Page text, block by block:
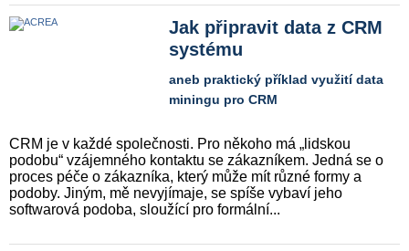
Jak připravit data z CRM
systému
aneb praktický příklad využití data
miningu pro CRM
CRM je v každé společnosti. Pro někoho má „lidskou
podobu“ vzájemného kontaktu se zákazníkem. Jedná se o
proces péče o zákazníka, který může mít různé formy a
podoby. Jiným, mě nevyjímaje, se spíše vybaví jeho
softwarová podoba, sloužící pro formální...